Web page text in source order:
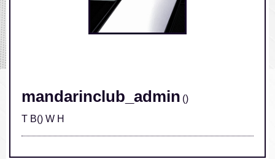
mandarinclub_admin ()
T B() W H